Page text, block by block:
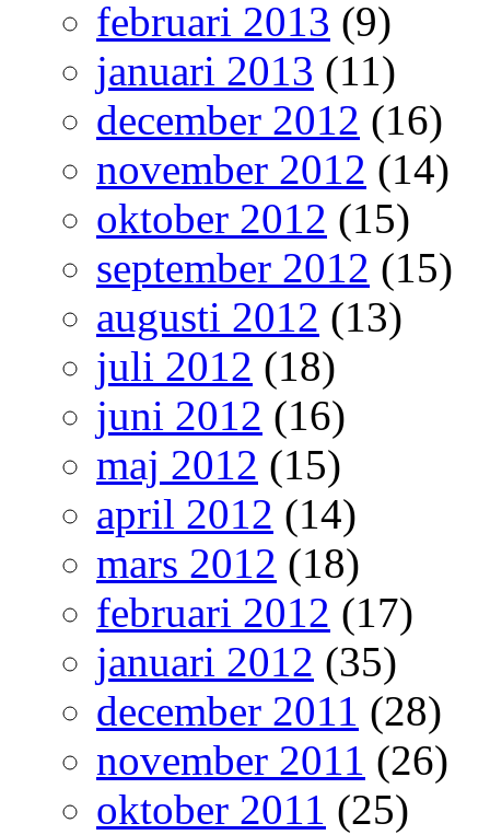
februari 2013 (9)
januari 2013 (11)
december 2012 (16)
november 2012 (14)
oktober 2012 (15)
september 2012 (15)
augusti 2012 (13)
juli 2012 (18)
juni 2012 (16)
maj 2012 (15)
april 2012 (14)
mars 2012 (18)
februari 2012 (17)
januari 2012 (35)
december 2011 (28)
november 2011 (26)
oktober 2011 (25)